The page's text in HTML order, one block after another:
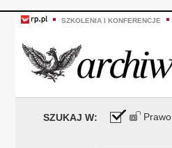
SZKOLENIA I KONFERENCJE
SZUKAJ W: Prawo